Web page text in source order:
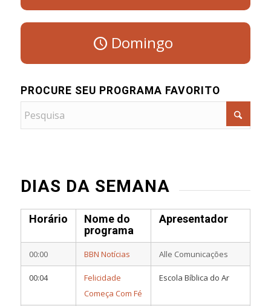
Domingo
PROCURE SEU PROGRAMA FAVORITO
DIAS DA SEMANA
Horário
Nome do
programa
Apresentador
00:00 BBN Notícias Alle Comunicações
00:04
Felicidade
Começa Com Fé
Escola Bíblica do Ar